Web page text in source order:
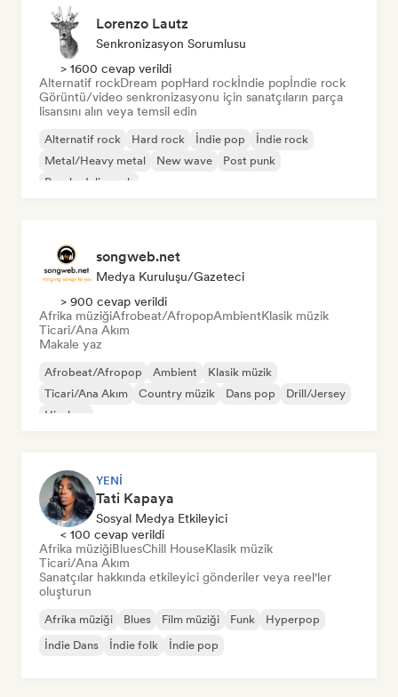
Lorenzo Lautz
Senkronizasyon Sorumlusu
> 1600 cevap verildi
Alternatif rockDream popHard rockİndie popİndie rock
Görüntü/video senkronizasyonu için sanatçıların parça
lisansını alın veya temsil edin
Alternatif rock Hard rock İndie pop
İndie rock
Metal/Heavy metal
New wave
Post punk
Psychedelic rock
songweb.net
Medya Kuruluşu/Gazeteci
> 900 cevap verildi
Afrika müziğiAfrobeat/AfropopAmbientKlasik müzik
Ticari/Ana Akım
Makale yaz
Afrobeat/Afropop Ambient
Klasik müzik
Ticari/Ana Akım
Country müzik Dans pop
Drill/Jersey
Hip-hop
YENI
Tati Kapaya
Sosyal Medya Etkileyici
< 100 cevap verildi
Afrika müziğiBluesChill HouseKlasik müzik
Ticari/Ana Akım
Sanatçılar hakkında etkileyici gönderiler veya reel'ler
oluşturun
Afrika müziği Blues Film müziği Funk
Hyperpop
İndie Dans
İndie folk İndie pop